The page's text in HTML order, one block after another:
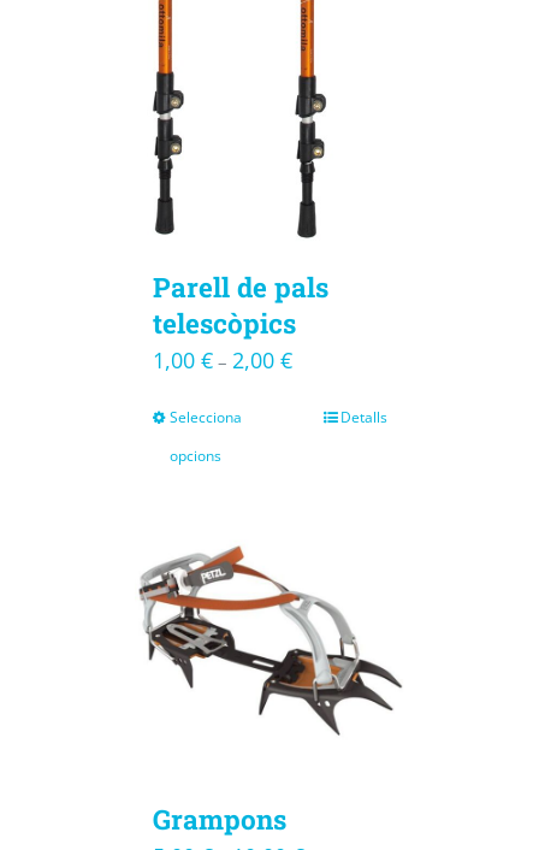
Parell de pals
telescòpics
1,00 €– 2,00 €
Selecciona
opcions
Detalls
Grampons